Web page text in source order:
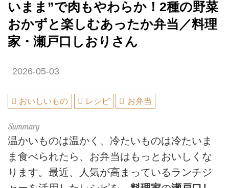
いまま”で肉もやわらか！2種の野菜
おかずと楽しむあったか弁当／料理
家・瀬戸口しおりさん
2026-05-03
おいしいもの レシピ お弁当
温かいものは温かく、冷たいものは冷たいま
ま食べられたら、お弁当はもっとおいしくな
ります。最近、人気が高まっているランチジ